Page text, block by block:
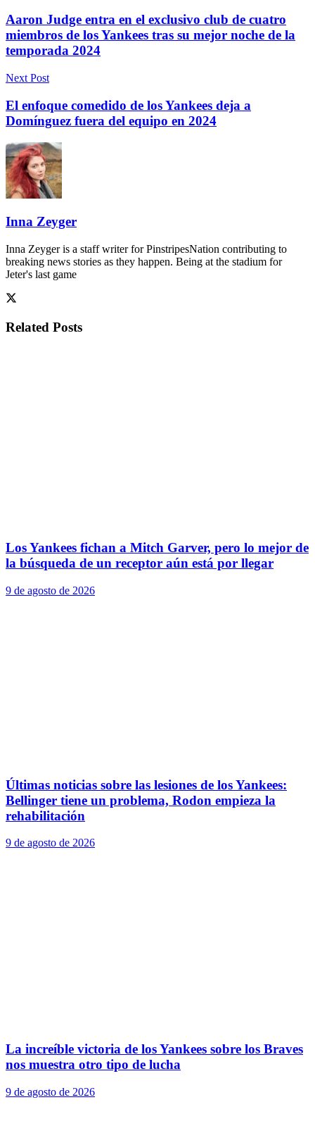
Aaron Judge entra en el exclusivo club de cuatro
miembros de los Yankees tras su mejor noche de la
temporada 2024
Next Post
El enfoque comedido de los Yankees deja a
Domínguez fuera del equipo en 2024
Inna Zeyger
Inna Zeyger is a staff writer for PinstripesNation contributing to
breaking news stories as they happen. Being at the stadium for
Jeter's last game
Related Posts
Los Yankees fichan a Mitch Garver, pero lo mejor de
la búsqueda de un receptor aún está por llegar
9 de agosto de 2026
Últimas noticias sobre las lesiones de los Yankees:
Bellinger tiene un problema, Rodon empieza la
rehabilitación
9 de agosto de 2026
La increíble victoria de los Yankees sobre los Braves
nos muestra otro tipo de lucha
9 de agosto de 2026